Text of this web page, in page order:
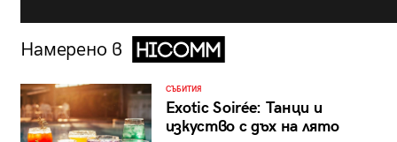
Намерено в
СЪБИТИЯ
Exotic Soirée: Танци и
изкуство с дъх на лято